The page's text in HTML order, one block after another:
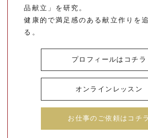
品献立」を研究。
健康的で満足感のある献立作りを
る。
プロフィールはコチラ
オンラインレッスン
お仕事のご依頼はコチラ